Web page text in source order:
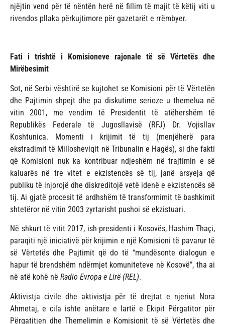
njëjtin vend për të nëntën herë në fillim të majit të këtij viti u
rivendos pllaka përkujtimore për gazetarët e rrëmbyer.
Fati i trishtë i Komisioneve rajonale të së Vërtetës dhe
Mirëbesimit
Sot, në Serbi vështirë se kujtohet se Komisioni për të Vërtetën
dhe Pajtimin shpejt dhe pa diskutime serioze u themelua në
vitin 2001, me vendim të Presidentit të atëhershëm të
Republikës Federale të Jugosllavisë (RFJ) Dr. Vojisllav
Koshtunica. Momenti i krijimit të tij (menjëherë para
ekstradimit të Millosheviqit në Tribunalin e Hagës), si dhe fakti
që Komisioni nuk ka kontribuar ndjeshëm në trajtimin e së
kaluarës në tre vitet e ekzistencës së tij, janë arsyeja që
publiku të injorojë dhe diskreditojë vetë idenë e ekzistencës së
tij. Ai gjatë procesit të ardhshëm të transformimit të bashkimit
shtetëror në vitin 2003 zyrtarisht pushoi së ekzistuari.
Në shkurt të vitit 2017, ish-presidenti i Kosovës, Hashim Thaçi,
paraqiti një iniciativë për krijimin e një Komisioni të pavarur të
së Vërtetës dhe Pajtimit që do të “mundësonte dialogun e
hapur të brendshëm ndërmjet komuniteteve në Kosovë”, tha ai
në atë kohë në Radio Evropa e Lirë (REL).
Aktivistja civile dhe aktivistja për të drejtat e njeriut Nora
Ahmetaj, e cila ishte anëtare e lartë e Ekipit Përgatitor për
Përgatitjen dhe Themelimin e Komisionit të së Vërtetës dhe